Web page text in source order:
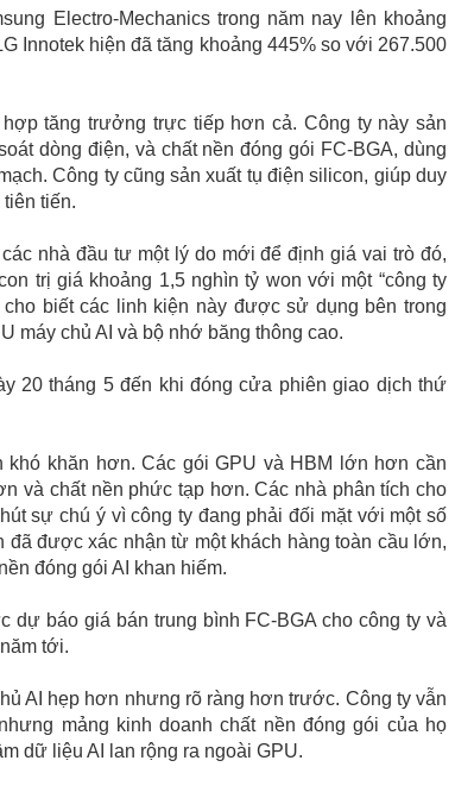
Electro-Mechanics trong năm nay lên khoảng
Innotek hiện đã tăng khoảng 445% so với 267.500
tăng trưởng trực tiếp hơn cả. Công ty này sản
dòng điện, và chất nền đóng gói FC-BGA, dùng
Công ty cũng sản xuất tụ điện silicon, giúp duy
tiến.
nhà đầu tư một lý do mới để định giá vai trò đó,
trị giá khoảng 1,5 nghìn tỷ won với một “công ty
cho biết các linh kiện này được sử dụng bên trong
máy chủ AI và bộ nhớ băng thông cao.
20 tháng 5 đến khi đóng cửa phiên giao dịch thứ
khó khăn hơn. Các gói GPU và HBM lớn hơn cần
và chất nền phức tạp hơn. Các nhà phân tích cho
sự chú ý vì công ty đang phải đối mặt với một số
được xác nhận từ một khách hàng toàn cầu lớn,
đóng gói AI khan hiếm.
dự báo giá bán trung bình FC-BGA cho công ty và
tới.
AI hẹp hơn nhưng rõ ràng hơn trước. Công ty vẫn
mảng kinh doanh chất nền đóng gói của họ
dữ liệu AI lan rộng ra ngoài GPU.